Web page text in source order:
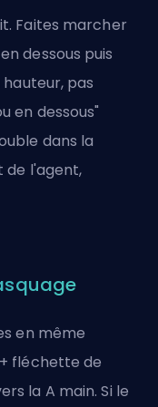
Faites marcher
dessous puis
pas
en dessous"
dans la
de l'agent,
en même
fléchette de
la A main. Si le